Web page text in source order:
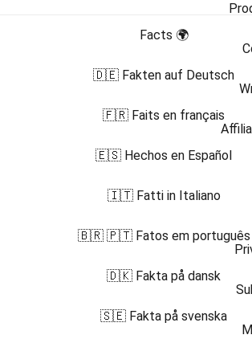
🌍 Facts
🇩🇪 Fakten auf Deutsch
🇫🇷 Faits en français
🇪🇸 Hechos en Español
🇮🇹 Fatti in Italiano
🇧🇷 🇵🇹 Fatos em português
🇩🇰 Fakta på dansk
🇸🇪 Fakta på svenska